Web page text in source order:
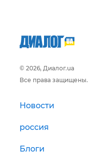
© 2026, Диалог.ua
Все права защищены.
Новости
россия
Блоги